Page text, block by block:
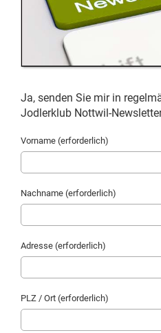
Ja, senden Sie mir in
Jodlerklub Nottwil-
Vorname (erforderlich)
Nachname (erforderlich)
Adresse (erforderlich)
PLZ / Ort (erforderlich)